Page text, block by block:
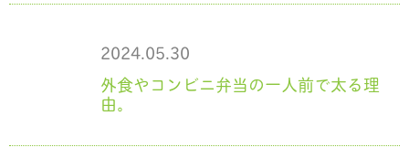
2024.05.30
外食やコンビニ弁当の一人前で太る理
由。